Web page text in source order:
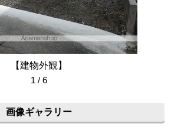
【建物外観】
1 / 6
画像ギャラリー